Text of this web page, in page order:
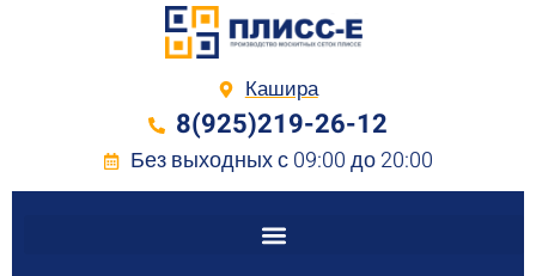
Кашира
8(925)219-26-12
Без выходных с 09:00 до 20:00